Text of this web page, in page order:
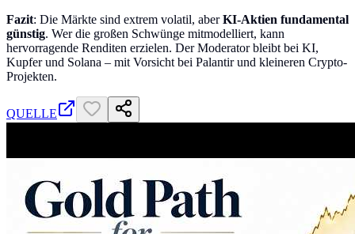
Fazit: Die Märkte sind extrem volatil, aberKI-Aktien fundamental
günstig. Wer die großen Schwünge mitmodelliert, kann
hervorragende Renditen erzielen. Der Moderator bleibt bei KI,
Kupfer und Solana – mit Vorsicht bei Palantir und kleineren Crypto-
Projekten.
QUELLE